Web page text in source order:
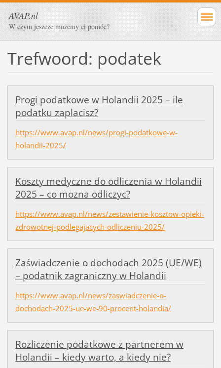
AVAP.nl
W czym jeszcze możemy ci pomóc?
Trefwoord: podatek
Progi podatkowe w Holandii 2025 – ile
podatku zaplacisz?
https://www.avap.nl/news/progi-podatkowe-w-
holandii-2025/
Koszty medyczne do odliczenia w Holandii
2025 – co mozna odliczyc?
https://www.avap.nl/news/zestawienie-kosztow-opieki-
zdrowotnej-podlegajacych-odliczeniu-2025/
Zaświadczenie o dochodach 2025 (UE/WE)
– podatnik zagraniczny w Holandii
https://www.avap.nl/news/zaswiadczenie-o-
dochodach-2025-ue-we-90-procent-holandia/
Rozliczenie podatkowe z partnerem w
Holandii – kiedy warto, a kiedy nie?